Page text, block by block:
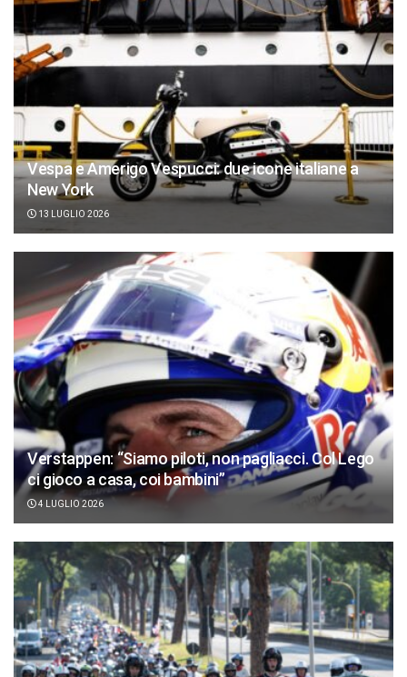
Vespa e Amerigo Vespucci: due icone italiane a
New York
13 LUGLIO 2026
Verstappen: “Siamo piloti, non pagliacci. Col Lego
ci gioco a casa, coi bambini”
4 LUGLIO 2026